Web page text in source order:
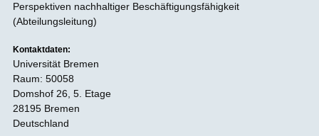
Perspektiven nachhaltiger Beschäftigungsfähigkeit
(Abteilungsleitung)
Kontaktdaten:
Universität Bremen
Raum: 50058
Domshof 26, 5. Etage
28195 Bremen
Deutschland